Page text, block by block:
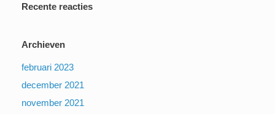
Recente reacties
Archieven
februari 2023
december 2021
november 2021